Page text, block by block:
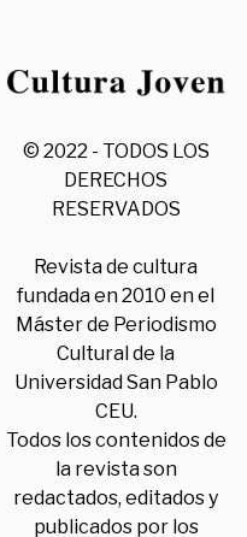
© 2022 - TODOS LOS
DERECHOS
RESERVADOS
Revista de cultura
fundada en 2010 en el
Máster de Periodismo
Cultural de la
Universidad San Pablo
CEU.
Todos los contenidos de
la revista son
redactados, editados y
publicados por los